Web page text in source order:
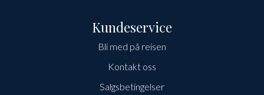
Kundeservice
Bli med på reisen
Kontakt oss
Salgsbetingelser